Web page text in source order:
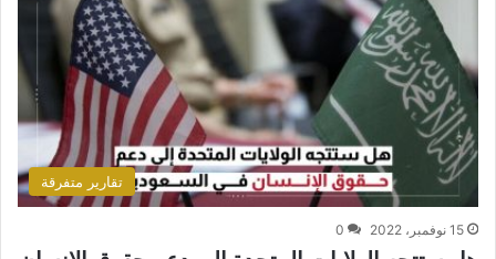
تقارير متفرقة
15 نوفمبر، 2022 0